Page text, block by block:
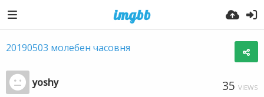
20190503 молебен часовня
yoshy 35 VIEWS